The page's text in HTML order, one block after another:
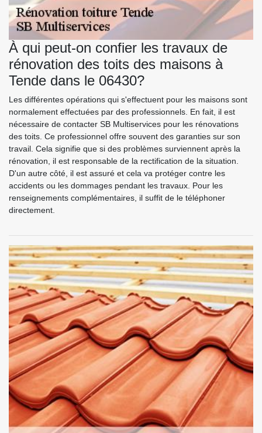
À qui peut-on confier les travaux de
rénovation des toits des maisons à
Tende dans le 06430?
Les différentes opérations qui s'effectuent pour les maisons sont
normalement effectuées par des professionnels. En fait, il est
nécessaire de contacter SB Multiservices pour les rénovations
des toits. Ce professionnel offre souvent des garanties sur son
travail. Cela signifie que si des problèmes surviennent après la
rénovation, il est responsable de la rectification de la situation.
D'un autre côté, il est assuré et cela va protéger contre les
accidents ou les dommages pendant les travaux. Pour les
renseignements complémentaires, il suffit de le téléphoner
directement.